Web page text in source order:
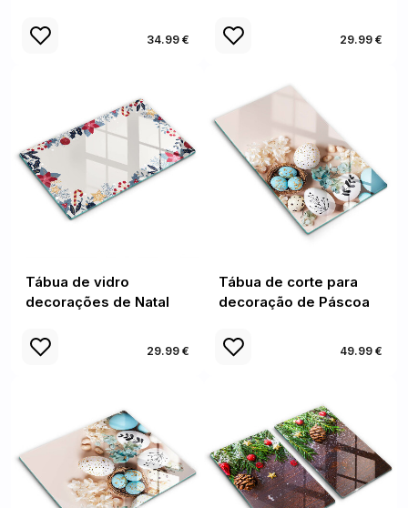
34.99 € 29.99 €
Tábua de vidro
decorações de Natal
29.99 €
Tábua de corte para
decoração de Páscoa
49.99 €